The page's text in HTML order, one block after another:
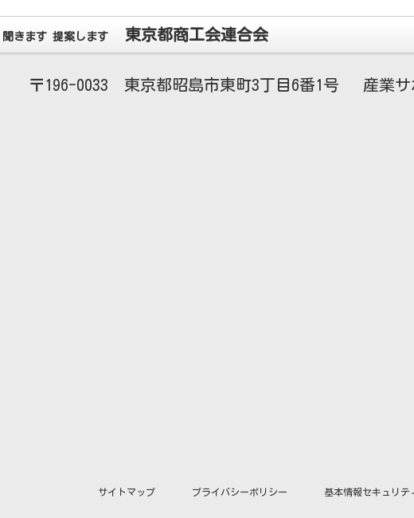
きます 提案します 東京都商工会連合会
196-0033 東京都昭島市東町3丁目6番1号 産業サ
サイトマップ プライバシーポリシー 基本情報セキュリテ